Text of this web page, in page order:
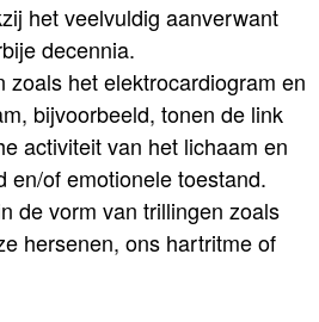
het veelvuldig aanverwant
decennia.
zoals het elektrocardiogram en
bijvoorbeeld, tonen de link
activiteit van het lichaam en
en/of emotionele toestand.
de vorm van trillingen zoals
hersenen, ons hartritme of